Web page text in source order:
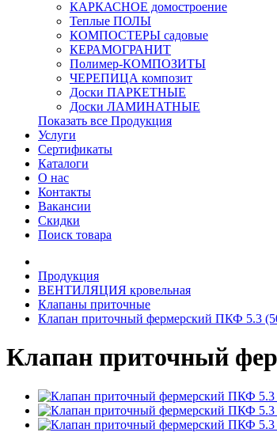
КАРКАСНОЕ домостроение
Теплые ПОЛЫ
КОМПОСТЕРЫ садовые
КЕРАМОГРАНИТ
Полимер-КОМПОЗИТЫ
ЧЕРЕПИЦА композит
Доски ПАРКЕТНЫЕ
Доски ЛАМИНАТНЫЕ
Показать все Продукция
Услуги
Сертификаты
Каталоги
О нас
Контакты
Вакансии
Скидки
Поиск товара
Продукция
ВЕНТИЛЯЦИЯ кровельная
Клапаны приточные
Клапан приточный фермерский ПКФ 5.3
Клапан приточный